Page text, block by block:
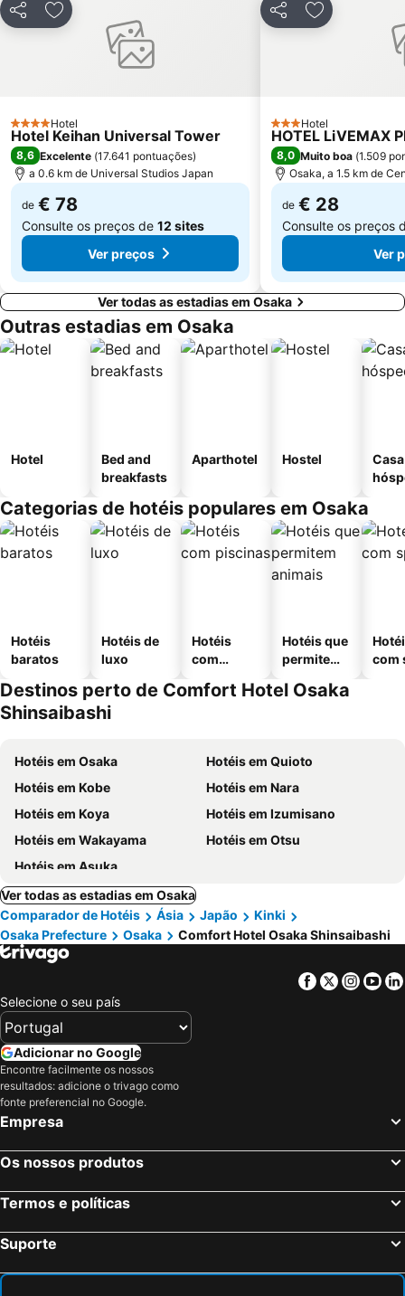
Honmachi Station
Kitahama Station
PartilharAdicionar aos favoritos
4 Estrelas
Hotel
Hotel Keihan Universal Tower
8,6 Excelente (17.641 pontuações)
a 0.6 km de Universal Studios Japan
de € 78
Consulte os preços de 12 sites
Ver preços
PartilharAdicionar
3 Estrelas
Hotel
HOTEL LiVEMAX
8,0 Muito boa (1.509
Osaka, a 1.5 km de
de € 28
Consulte os preços
Ver
Ver todas as estadias em Osaka
Outras estadias em Osaka
Hotel
Bed and
breakfasts
Aparthotel Hostel
Categorias de hotéis populares em Osaka
Hotéis
baratos
Hotéis de
luxo
Hotéis
com
Hotéis que
permitem
com
Destinos perto de Comfort Hotel Osaka
Shinsaibashi
Hotéis em Osaka
Hotéis em Quioto
Hotéis em Kobe
Hotéis em Nara
Hotéis em Koya
Hotéis em Izumisano
Hotéis em Wakayama
Hotéis em Otsu
Hotéis em Asuka
Ver todas as estadias em Osaka
Comparador de Hotéis
Ásia Japão
Kinki
Osaka Prefecture
Osaka Comfort Hotel Osaka Shinsaibashi
Facebook
Twitter
Selecione o seu país
Adicionar no Google
Encontre facilmente os nossos
resultados: adicione o trivago como
fonte preferencial no Google.
Empresa
Os nossos produtos
Termos e políticas
Suporte